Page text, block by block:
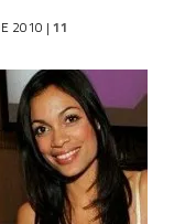
2010 | 11